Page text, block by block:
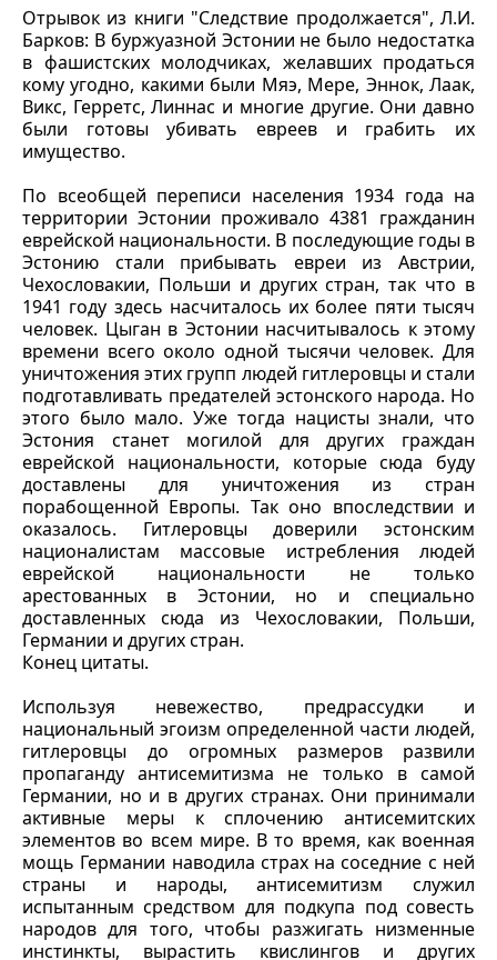
Отрывок из книги "Следствие продолжается", Л.И.
Барков: В буржуазной Эстонии не было недостатка
в фашистских молодчиках, желавших продаться
кому угодно, какими были Мяэ, Мере, Эннок, Лаак,
Викс, Герретс, Линнас и многие другие. Они давно
были готовы убивать евреев и грабить их
имущество.
По всеобщей переписи населения 1934 года на
территории Эстонии проживало 4381 гражданин
еврейской национальности. В последующие годы в
Эстонию стали прибывать евреи из Австрии,
Чехословакии, Польши и других стран, так что в
1941 году здесь насчиталось их более пяти тысяч
человек. Цыган в Эстонии насчитывалось к этому
времени всего около одной тысячи человек. Для
уничтожения этих групп людей гитлеровцы и стали
подготавливать предателей эстонского народа. Но
этого было мало. Уже тогда нацисты знали, что
Эстония станет могилой для других граждан
еврейской национальности, которые сюда буду
доставлены для уничтожения из стран
порабощенной Европы. Так оно впоследствии и
оказалось. Гитлеровцы доверили эстонским
националистам массовые истребления людей
еврейской национальности не только
арестованных в Эстонии, но и специально
доставленных сюда из Чехословакии, Польши,
Германии и других стран.
Конец цитаты.
Используя невежество, предрассудки и
национальный эгоизм определенной части людей,
гитлеровцы до огромных размеров развили
пропаганду антисемитизма не только в самой
Германии, но и в других странах. Они принимали
активные меры к сплочению антисемитских
элементов во всем мире. В то время, как военная
мощь Германии наводила страх на соседние с ней
страны и народы, антисемитизм служил
испытанным средством для подкупа под совесть
народов для того, чтобы разжигать низменные
инстинкты, вырастить квислингов и других